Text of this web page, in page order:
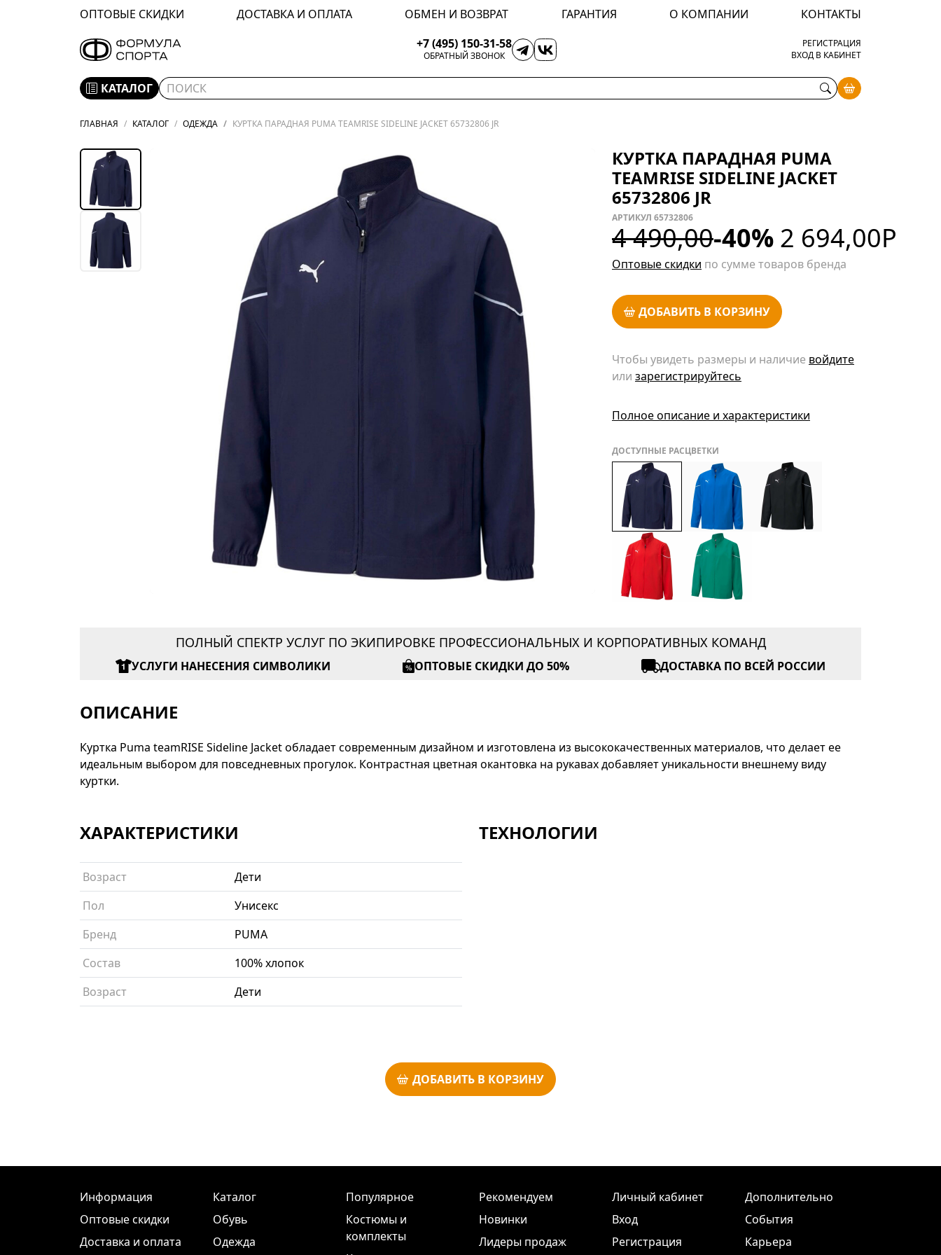
ОПТОВЫЕ СКИДКИ ДОСТАВКА И ОПЛАТА ОБМЕН И ВОЗВРАТ ГАРАНТИЯ О КОМПАНИИ
КОНТАКТЫ
+7 (495) 150-31-58
ОБРАТНЫЙ ЗВОНОК
РЕГИСТРАЦИЯ
ВХОД В КАБИНЕТ
КАТАЛОГ
ГЛАВНАЯ КАТАЛОГ ОДЕЖДА КУРТКА ПАРАДНАЯ PUMA TEAMRISE SIDELINE JACKET 65732806 JR
КУРТКА ПАРАДНАЯ PUMA
TEAMRISE SIDELINE JACKET
65732806 JR
АРТИКУЛ 65732806
4 490,00-40% 2 694,00Р
Оптовые скидки по сумме товаров бренда
ДОБАВИТЬ В КОРЗИНУ
Чтобы увидеть размеры и наличие войдите
или зарегистрируйтесь
Полное описание и характеристики
ДОСТУПНЫЕ РАСЦВЕТКИ
ПОЛНЫЙ СПЕКТР УСЛУГ ПО ЭКИПИРОВКЕ ПРОФЕССИОНАЛЬНЫХ И КОРПОРАТИВНЫХ КОМАНД
УСЛУГИ НАНЕСЕНИЯ СИМВОЛИКИ ОПТОВЫЕ СКИДКИ ДО 50% ДОСТАВКА ПО ВСЕЙ РОССИИ
ОПИСАНИЕ
Куртка Puma teamRISE Sideline Jacket обладает современным дизайном и изготовлена из высококачественных материалов, что делает ее
идеальным выбором для повседневных прогулок. Контрастная цветная окантовка на рукавах добавляет уникальности внешнему виду
куртки.
ХАРАКТЕРИСТИКИ
Возраст
Дети
Пол
Унисекс
Бренд
PUMA
Состав
100% хлопок
Возраст
Дети
ТЕХНОЛОГИИ
ДОБАВИТЬ В КОРЗИНУ
Информация
Оптовые скидки
Доставка и оплата
Каталог
Обувь
Одежда
Популярное
Костюмы и
комплекты
Рекомендуем
Новинки
Лидеры продаж
Личный кабинет
Вход
Регистрация
Дополнительно
События
Карьера